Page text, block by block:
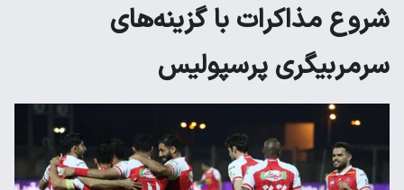
شروع مذاکرات با گزینه‌های
سرمربیگری پرسپولیس